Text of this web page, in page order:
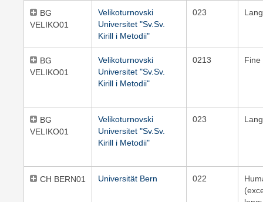
BG
VELIKO01
Velikoturnovski
Universitet "Sv.Sv.
Kirill i Metodii"
023
BG
VELIKO01
Velikoturnovski
Universitet "Sv.Sv.
Kirill i Metodii"
0213 Fine
BG
VELIKO01
Velikoturnovski
Universitet "Sv.Sv.
Kirill i Metodii"
023
CH BERN01 Universität Bern 022